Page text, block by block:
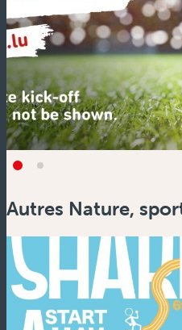
Autres Nature,